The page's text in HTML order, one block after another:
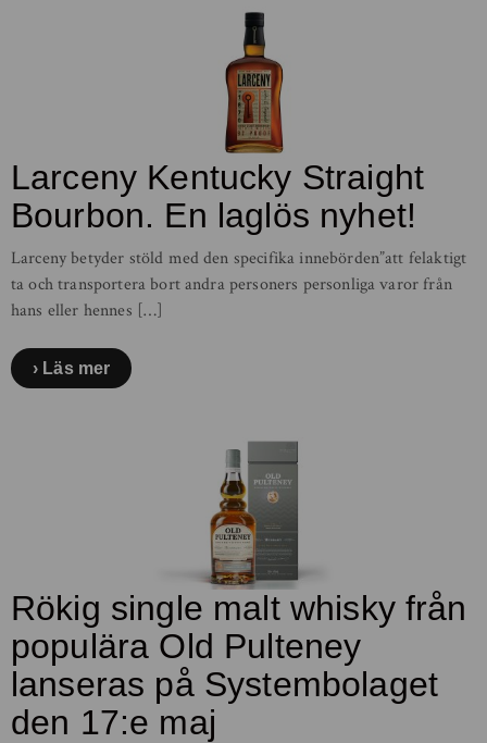
Larceny Kentucky Straight
Bourbon. En laglös nyhet!
Larceny betyder stöld med den specifika innebörden”att felaktigt
ta och transportera bort andra personers personliga varor från
hans eller hennes […]
Läs mer
Rökig single malt whisky från
populära Old Pulteney
lanseras på Systembolaget
den 17:e maj